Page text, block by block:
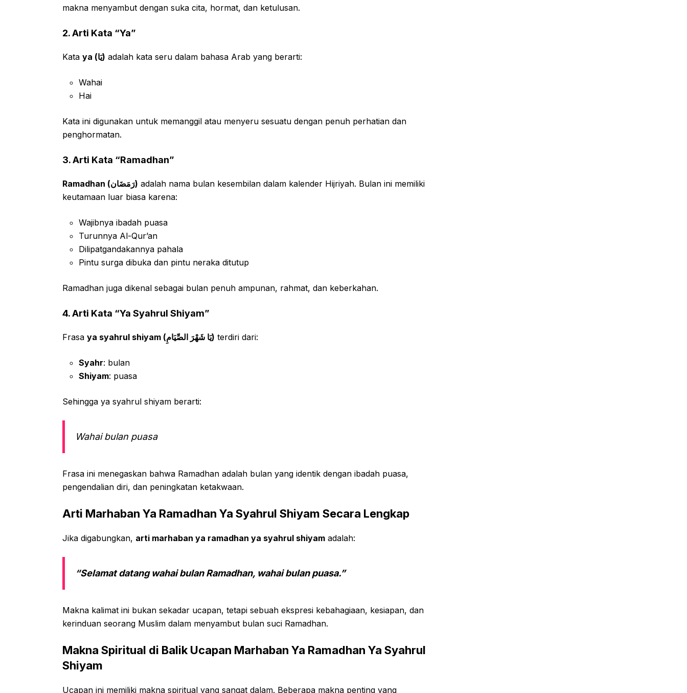
makna menyambut dengan suka cita, hormat, dan ketulusan.
2. Arti Kata “Ya”
Kata ya (يَا) adalah kata seru dalam bahasa Arab yang berarti:
Wahai
Hai
Kata ini digunakan untuk memanggil atau menyeru sesuatu dengan penuh perhatian dan
penghormatan.
3. Arti Kata “Ramadhan”
Ramadhan (رَمَضَان) adalah nama bulan kesembilan dalam kalender Hijriyah. Bulan ini memiliki
keutamaan luar biasa karena:
Wajibnya ibadah puasa
Turunnya Al-Qur’an
Dilipatgandakannya pahala
Pintu surga dibuka dan pintu neraka ditutup
Ramadhan juga dikenal sebagai bulan penuh ampunan, rahmat, dan keberkahan.
4. Arti Kata “Ya Syahrul Shiyam”
Frasa ya syahrul shiyam (يَا شَهْرَ الصِّيَامِ) terdiri dari:
Syahr: bulan
Shiyam: puasa
Sehingga ya syahrul shiyam berarti:
Wahai bulan puasa
Frasa ini menegaskan bahwa Ramadhan adalah bulan yang identik dengan ibadah puasa,
pengendalian diri, dan peningkatan ketakwaan.
Arti Marhaban Ya Ramadhan Ya Syahrul Shiyam Secara Lengkap
Jika digabungkan, arti marhaban ya ramadhan ya syahrul shiyam adalah:
“Selamat datang wahai bulan Ramadhan, wahai bulan puasa.”
Makna kalimat ini bukan sekadar ucapan, tetapi sebuah ekspresi kebahagiaan, kesiapan, dan
kerinduan seorang Muslim dalam menyambut bulan suci Ramadhan.
Makna Spiritual di Balik Ucapan Marhaban Ya Ramadhan Ya Syahrul
Shiyam
Ucapan ini memiliki makna spiritual yang sangat dalam. Beberapa makna penting yang